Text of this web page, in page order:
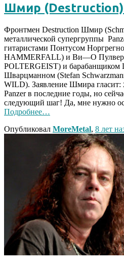
Шмир (Destruction)
Фронтмен Destruction Шмир
металлической супергруппы
гитаристами Понтусом
HAMMERFALL) и Ви—О
POLTERGEIST) и
Шварцманном (Stefan
WILD). Заявление Шмира гласит:
Panzer в последние годы, но
следующий шаг! Да, мне нужно
Подробнее…
Опубликовал MoreMetal, 8 лет